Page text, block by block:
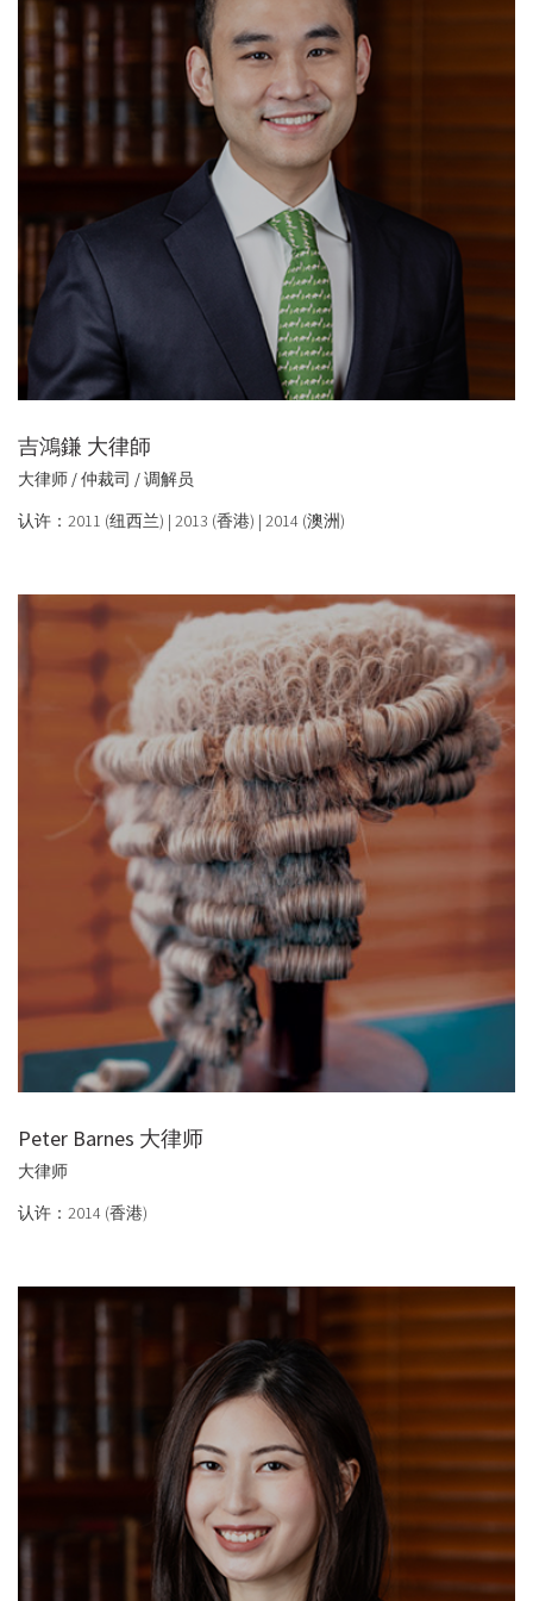
吉鴻鎌 大律師
大律师 / 仲裁司 / 调解员
认许：2011 (纽西兰) | 2013 (香港) | 2014 (澳洲)
Peter Barnes 大律师
大律师
认许：2014 (香港)